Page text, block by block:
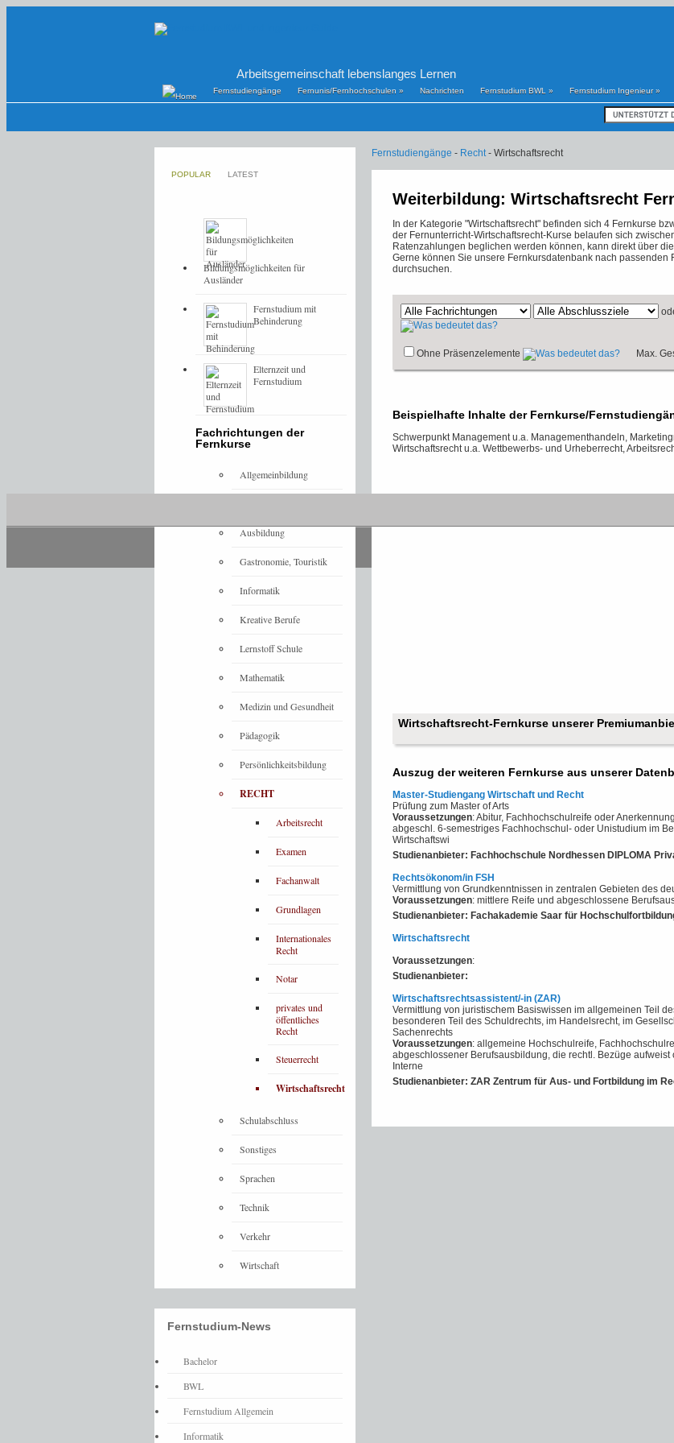
Arbeitsgemeinschaft lebenslanges Lernen
Fernstudiengänge Fernunis/Fernhochschulen » Nachrichten Fernstudium BWL » Fernstudium Ingenieur»
Fernstudiengänge - Recht- Wirtschaftsrecht
Weiterbildung: Wirtschaftsrecht
In der Kategorie "Wirtschaftsrecht" befinden sich 4 Fernkurse
der Fernunterricht-Wirtschaftsrecht-Kurse belaufen sich
Ratenzahlungen beglichen werden können, kann direkt über
Gerne können Sie unsere Fernkursdatenbank nach
durchsuchen.
Ohne Präsenzelemente Max.
Beispielhafte Inhalte der Fernkurse/
Schwerpunkt Management u.a. Managementhandeln,
Wirtschaftsrecht u.a. Wettbewerbs- und Urheberrecht,
Wirtschaftsrecht-Fernkurse unserer
Auszug der weiteren Fernkurse aus unserer
Master-Studiengang Wirtschaft und Recht
Prüfung zum Master of Arts
Voraussetzungen: Abitur, Fachhochschulreife oder
abgeschl. 6-semestriges Fachhochschul- oder Unistudium im
Wirtschaftswi
Studienanbieter: Fachhochschule Nordhessen DIPLOMA
Rechtsökonom/in FSH
Vermittlung von Grundkenntnissen in zentralen Gebieten des
Voraussetzungen: mittlere Reife und abgeschlossene
Studienanbieter: Fachakademie Saar für
Wirtschaftsrecht
Voraussetzungen:
Studienanbieter:
Wirtschaftsrechtsassistent/-in (ZAR)
Vermittlung von juristischem Basiswissen im allgemeinen Teil
besonderen Teil des Schuldrechts, im Handelsrecht, im
Sachenrechts
Voraussetzungen: allgemeine Hochschulreife,
abgeschlossener Berufsausbildung, die rechtl. Bezüge
Interne
Studienanbieter: ZAR Zentrum für Aus- und Fortbildung im
POPULAR LATEST
Bildungsmöglichkeiten für
Ausländer
Fernstudium mit
Behinderung
Elternzeit und
Fernstudium
Fachrichtungen der
Fernkurse
Allgemeinbildung
Ausbildung
Gastronomie, Touristik
Informatik
Kreative Berufe
Lernstoff Schule
Mathematik
Medizin und Gesundheit
Pädagogik
Persönlichkeitsbildung
RECHT
Arbeitsrecht
Examen
Fachanwalt
Grundlagen
Internationales
Recht
Notar
privates und
öffentliches
Recht
Steuerrecht
Wirtschaftsrecht
Schulabschluss
Sonstiges
Sprachen
Technik
Verkehr
Wirtschaft
Fernstudium-News
Bachelor
BWL
Fernstudium Allgemein
Informatik